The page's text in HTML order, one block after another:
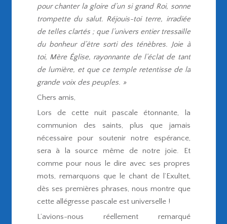
pour chanter la gloire d’un si grand Roi, sonne
trompette du salut. Réjouis-toi terre, irradiée
de telles clartés ; que l’univers entier tressaille
du bonheur d’être sorti des ténèbres. Joie à
toi, Mère Église, rayonnante de l’éclat de tant
de lumière, et que ce temple retentisse de la
grande voix des peuples. »
Chers amis,
Lors de cette nuit pascale étonnante, la
communion des saints, plus que jamais
nécessaire pour soutenir notre espérance,
sera à la source même de notre joie. Et
comme pour nous le dire avec ses propres
mots, remarquons que le chant de l’Exultet,
dès ses premières phrases, nous montre que
cette allégresse pascale est universelle !
L’avions-nous réellement remarqué